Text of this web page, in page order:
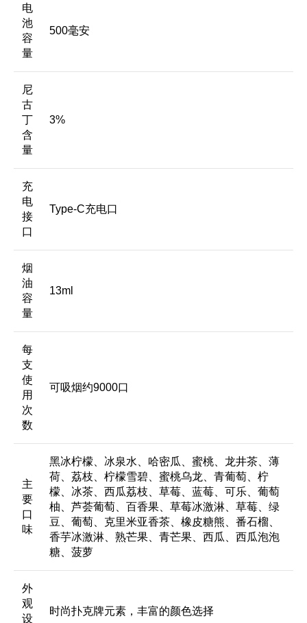
电
池
容
量
500毫安
尼
古
丁
含
量
3%
充
电
接
口
Type-C充电口
烟
油
容
量
13ml
每
支
使
用
次
数
可吸烟约9000口
主
要
口
味
黑冰柠檬、冰泉水、哈密瓜、蜜桃、龙井茶、薄
荷、荔枝、柠檬雪碧、蜜桃乌龙、青葡萄、柠
檬、冰茶、西瓜荔枝、草莓、蓝莓、可乐、葡萄
柚、芦荟葡萄、百香果、草莓冰激淋、草莓、绿
豆、葡萄、克里米亚香茶、橡皮糖熊、番石榴、
香芋冰激淋、熟芒果、青芒果、西瓜、西瓜泡泡
糖、菠萝
外
观
设
时尚扑克牌元素，丰富的颜色选择